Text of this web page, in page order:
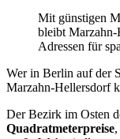
Mit günstigen
bleibt Marzahn-
Adressen für
Wer in Berlin auf der
Marzahn-Hellersdorf
Der Bezirk im Osten
Quadratmeterpreise